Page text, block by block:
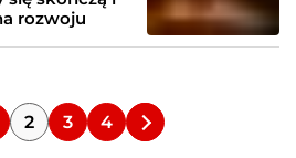
rozwoju
2 3 4